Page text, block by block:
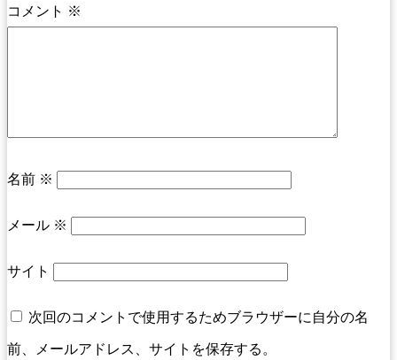
コメント ※
名前 ※
メール ※
サイト
次回のコメントで使用するためブラウザーに自分の名
前、メールアドレス、サイトを保存する。